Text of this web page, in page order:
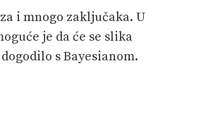
i mnogo zaključaka. U
je da će se slika
s Bayesianom.